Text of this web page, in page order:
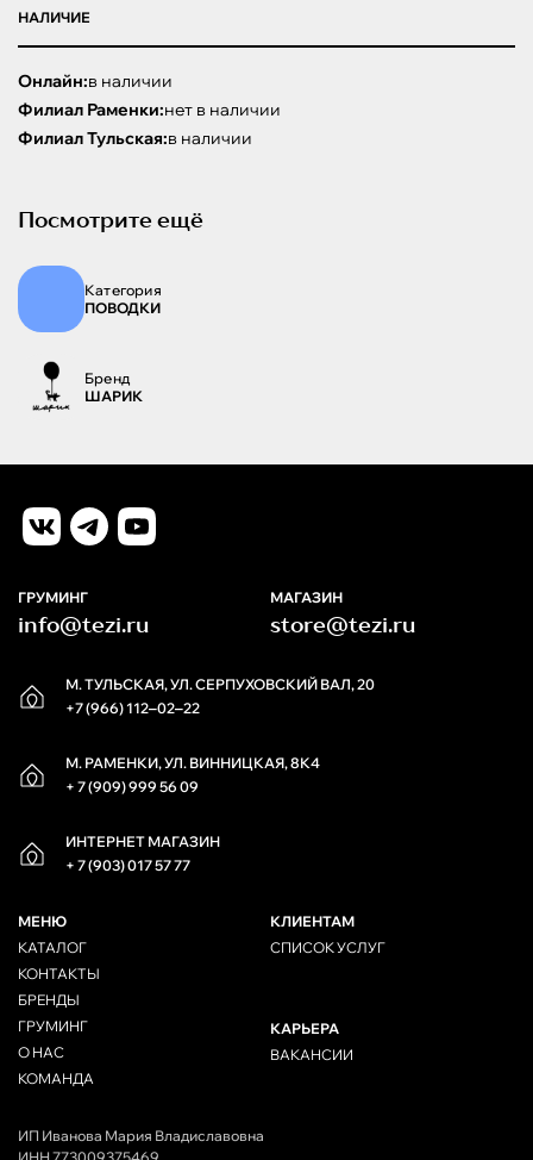
НАЛИЧИЕ
Онлайн:в наличии
Филиал Раменки:нет в наличии
Филиал Тульская:в наличии
Посмотрите ещё
Категория
ПОВОДКИ
Бренд
ШАРИК
М. ТУЛЬСКАЯ, УЛ. СЕРПУХОВСКИЙ ВАЛ, 20
+7 (966) 112‒02‒22
М. РАМЕНКИ, УЛ. ВИННИЦКАЯ, 8К4
+ 7 (909) 999 56 09
ИНТЕРНЕТ МАГАЗИН
+ 7 (903) 017 57 77
ГРУМИНГ
info@tezi.ru
МАГАЗИН
store@tezi.ru
МЕНЮ
КАТАЛОГ
КОНТАКТЫ
БРЕНДЫ
ГРУМИНГ
О НАС
КОМАНДА
КЛИЕНТАМ
СПИСОК УСЛУГ
КАРЬЕРА
ВАКАНСИИ
ИП Иванова Мария Владиславовна